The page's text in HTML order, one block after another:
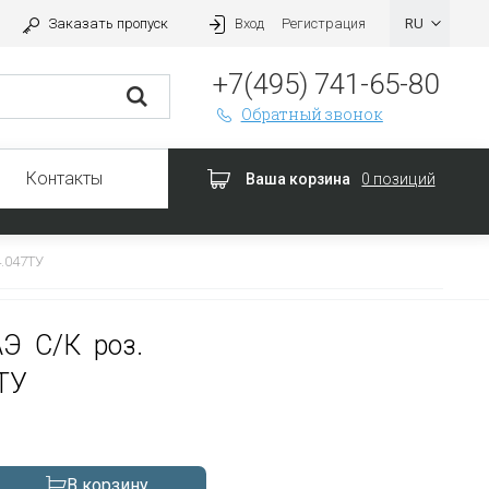
Заказать пропуск Вход Регистрация
+7(495) 741-65-80
Обратный звонок
Контакты Ваша корзина 0 позиций
С/К роз.